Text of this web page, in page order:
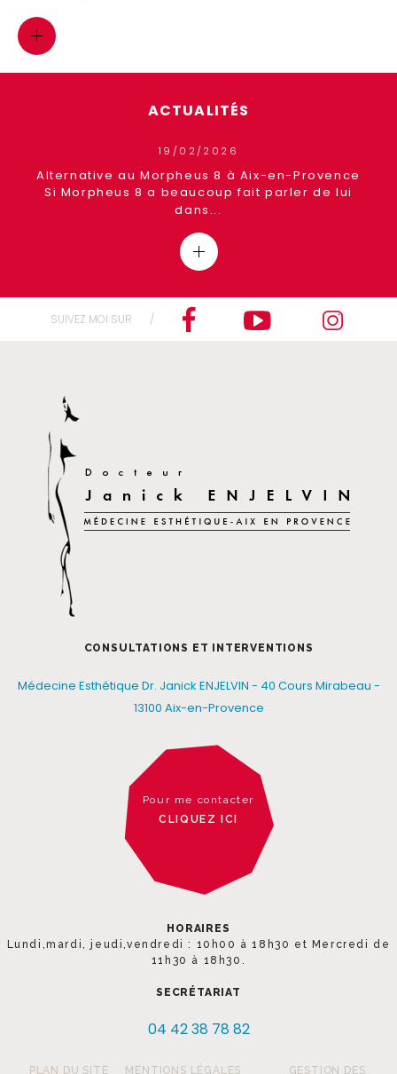
ACTUALITÉS
19/02/2026
Alternative au Morpheus 8 à Aix-en-Provence
Si Morpheus 8 a beaucoup fait parler de lui
dans...
SUIVEZ MOI SUR
CONSULTATIONS ET INTERVENTIONS
Médecine Esthétique Dr. Janick ENJELVIN - 40 Cours Mirabeau -
13100 Aix-en-Provence
Pour me contacter
CLIQUEZ ICI
HORAIRES
Lundi,mardi, jeudi,vendredi : 10h00 à 18h30 et Mercredi de
11h30 à 18h30.
SECRÉTARIAT
04 42 38 78 82
PLAN DU SITE MENTIONS LÉGALES GESTION DES